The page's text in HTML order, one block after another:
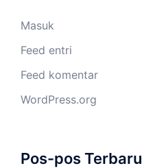
Masuk
Feed entri
Feed komentar
WordPress.org
Pos-pos Terbaru